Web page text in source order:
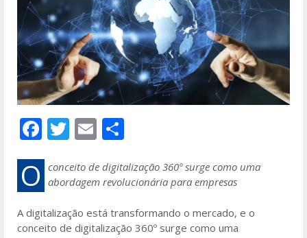
F
ac
e
b
o
T
w
itt
er
E
m
ai
l
ar
e
O
conceito de digitalização 360º surge como uma
abordagem revolucionária para empresas
A digitalização está transformando o mercado, e o
conceito de digitalização 360º surge como uma